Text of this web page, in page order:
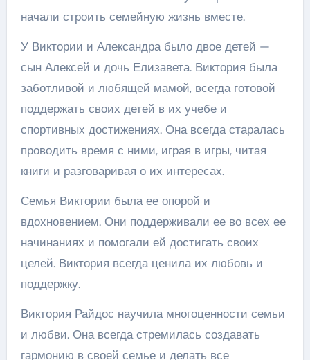
начали строить семейную жизнь вместе.
У Виктории и Александра было двое детей —
сын Алексей и дочь Елизавета. Виктория была
заботливой и любящей мамой, всегда готовой
поддержать своих детей в их учебе и
спортивных достижениях. Она всегда старалась
проводить время с ними, играя в игры, читая
книги и разговаривая о их интересах.
Семья Виктории была ее опорой и
вдохновением. Они поддерживали ее во всех ее
начинаниях и помогали ей достигать своих
целей. Виктория всегда ценила их любовь и
поддержку.
Виктория Райдос научила многоценности семьи
и любви. Она всегда стремилась создавать
гармонию в своей семье и делать все